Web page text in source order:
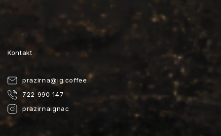
Kontakt
prazirna@ig.coffee
722 990 147
prazirnaignac